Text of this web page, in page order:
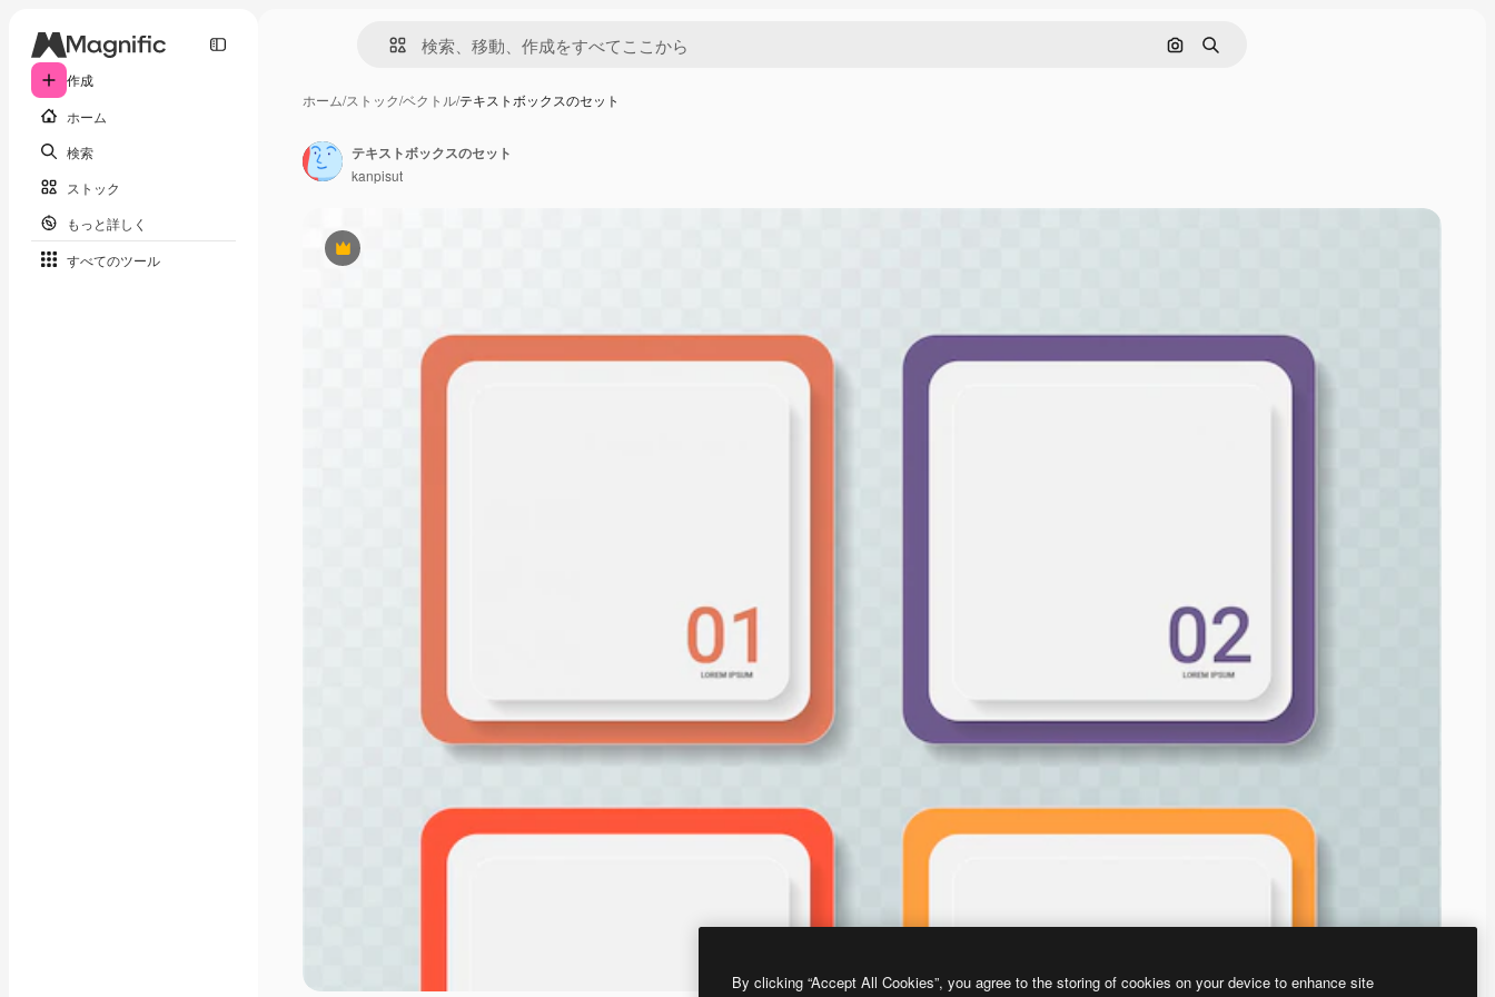
作成
ホーム
検索
ストック
もっと詳しく
すべてのツール
画像で検索
検索
ホーム/ストック/ベクトル/テキストボックスのセット
Premium
テキストボックスのセット
kanpisut
By clicking “Accept All Cookies”, you agree to the storing of cookies on your device to enhance site